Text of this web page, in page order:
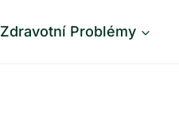
Zdravotní Problémy